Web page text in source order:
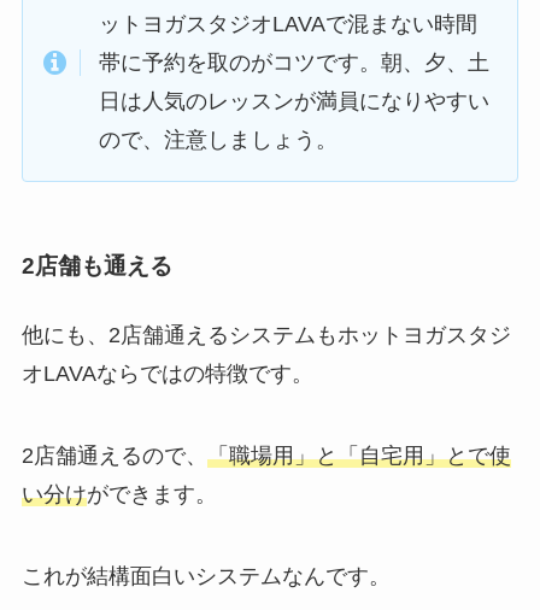
ットヨガスタジオLAVAで混まない時間
帯に予約を取のがコツです。朝、夕、土
日は人気のレッスンが満員になりやすい
ので、注意しましょう。
2店舗も通える
他にも、2店舗通えるシステムもホットヨガスタジ
オLAVAならではの特徴です。
2店舗通えるので、 「職場用」と「自宅用」とで使
い分けができます。
これが結構面白いシステムなんです。